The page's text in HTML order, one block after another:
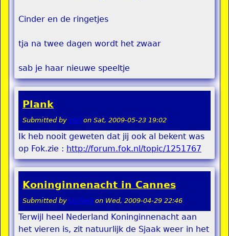
Cinder en de ringetjes
tja na twee dagen wordt het zwaar
sab je haar nieuwe speeltje
Plank
Submitted by stel on Sat, 2009-05-23 19:02
Ik heb nooit geweten dat jij ook al bekent was
op Fok.zie : http://forum.fok.nl/topic/1251767
Koninginnenacht in Cannes
Submitted by ULIfanton Wed, 2009-04-29 22:46
Terwijl heel Nederland Koninginnenacht aan
het vieren is, zit natuurlijk de Sjaak weer in het